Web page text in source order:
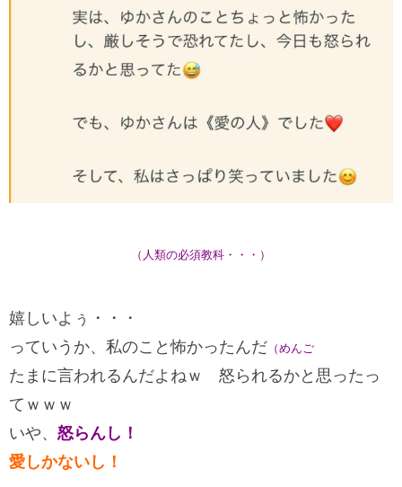
（人類の必須教科・・・）
嬉しいよぅ・・・
っていうか、私のこと怖かったんだ （めんご
たまに言われるんだよねｗ 怒られるかと思ったっ
てｗｗｗ
いや、 怒らんし！
愛しかないし！